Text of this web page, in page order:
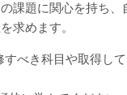
課題に関心を持ち、
求めます。
すべき科目や取得し